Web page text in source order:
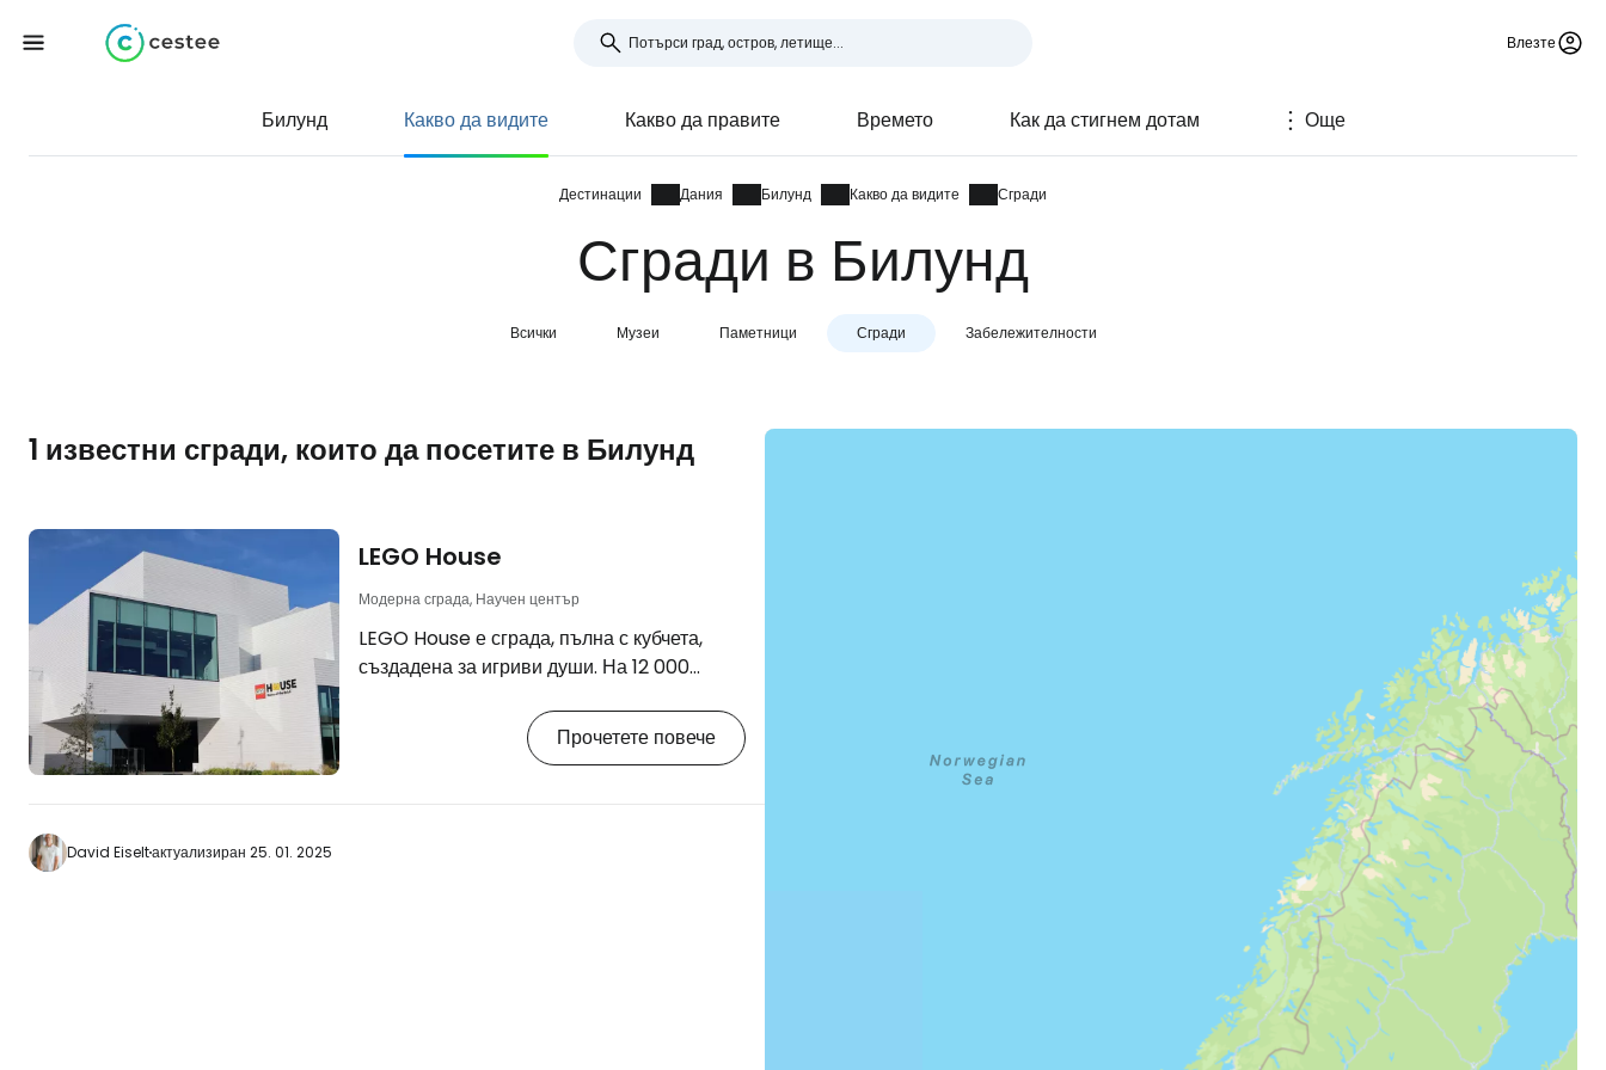
Влезте
Билунд Какво да видите Какво да правите Времето Как да стигнем дотам Още
Дестинации Дания Билунд Какво да видите Сгради
Сгради в Билунд
Всички Музеи Паметници Сгради Забележителности
1 известни сгради, които да посетите в Билунд
LEGO House
Модерна сграда, Научен център
LEGO House е сграда, пълна с кубчета,
създадена за игриви души. На 12 000
милиона отделни части от Лего,
независимо дали са под формата на
Прочетете повече
David Eiseltактуализиран 25. 01. 2025
Влезте в Cestee
Продължете с Facebook